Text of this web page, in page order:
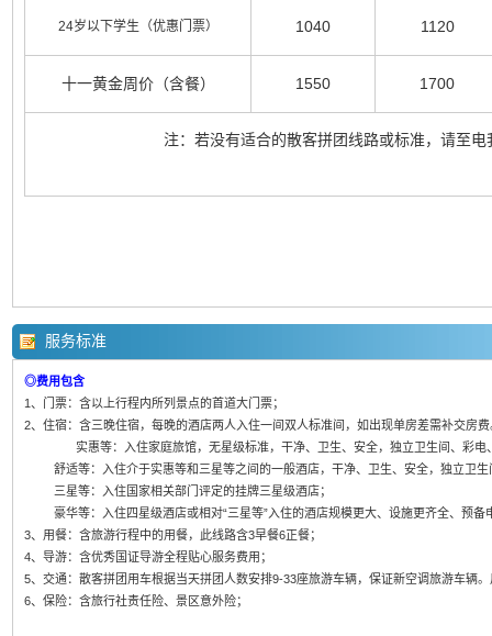
24岁以下学生（优惠门票） 1040 1120
十一黄金周价（含餐） 1550 1700
注：若没有适合的散客拼团线路或标准，请至电
服务标准
◎费用包含
1、门票：含以上行程内所列景点的首道大门票；
2、住宿：含三晚住宿，每晚的酒店两人入住一间双人标准间，如出现单房差需补交房
实惠等：入住家庭旅馆，无星级标准，干净、卫生、安全，独立卫生间、彩电
舒适等：入住介于实惠等和三星等之间的一般酒店，干净、卫生、安全，独立卫生
三星等：入住国家相关部门评定的挂牌三星级酒店；
豪华等：入住四星级酒店或相对“三星等”入住的酒店规模更大、设施更齐全、预备
3、用餐：含旅游行程中的用餐，此线路含3早餐6正餐；
4、导游：含优秀国证导游全程贴心服务费用；
5、交通：散客拼团用车根据当天拼团人数安排9-33座旅游车辆，保证新空调旅游车辆
6、保险：含旅行社责任险、景区意外险；